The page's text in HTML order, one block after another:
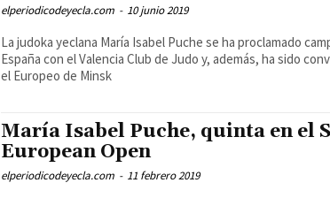
elperiodicodeyecla.com - 10 junio 2019
La judoka yeclana María Isabel Puche se ha proclamado
España con el Valencia Club de Judo y, además, ha sido
el Europeo de Minsk
María Isabel Puche, quinta en el
European Open
elperiodicodeyecla.com - 11 febrero 2019